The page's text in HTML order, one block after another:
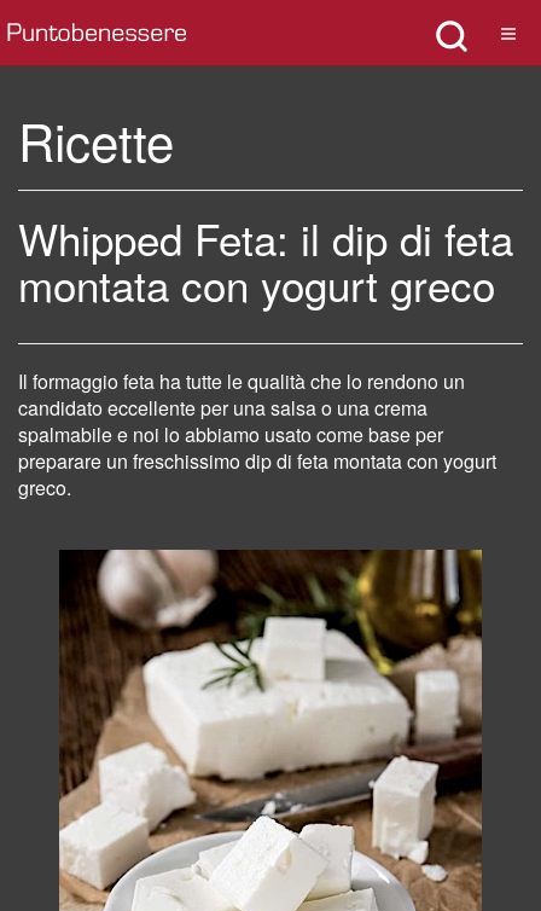
Ricette
Whipped Feta: il dip di feta
montata con yogurt greco
Il formaggio feta ha tutte le qualità che lo rendono un
candidato eccellente per una salsa o una crema
spalmabile e noi lo abbiamo usato come base per
preparare un freschissimo dip di feta montata con yogurt
greco.